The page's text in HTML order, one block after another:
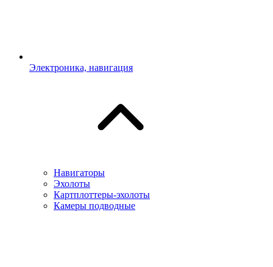
Электроника, навигация
Навигаторы
Эхолоты
Картплоттеры-эхолоты
Камеры подводные